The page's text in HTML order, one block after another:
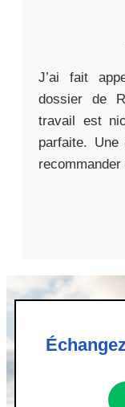
J’ai fait
dossier de
travail est
parfaite.
recommander